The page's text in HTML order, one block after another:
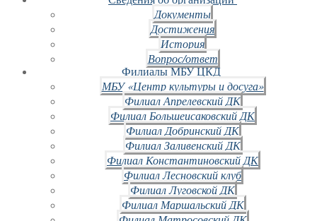
Документы
Достижения
История
Вопрос/ответ
Филиалы МБУ ЦКД
МБУ «Центр культуры и досуга»
Филиал Апрелевский ДК
Филиал Большеисаковский ДК
Филиал Добринский ДК
Филиал Заливенский ДК
Филиал Константиновский ДК
Филиал Лесновский клуб
Филиал Луговской ДК
Филиал Маршальский ДК